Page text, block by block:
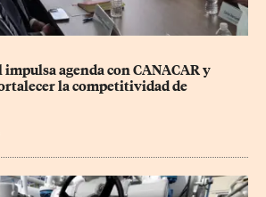
agenda con CANACAR y
la competitividad de